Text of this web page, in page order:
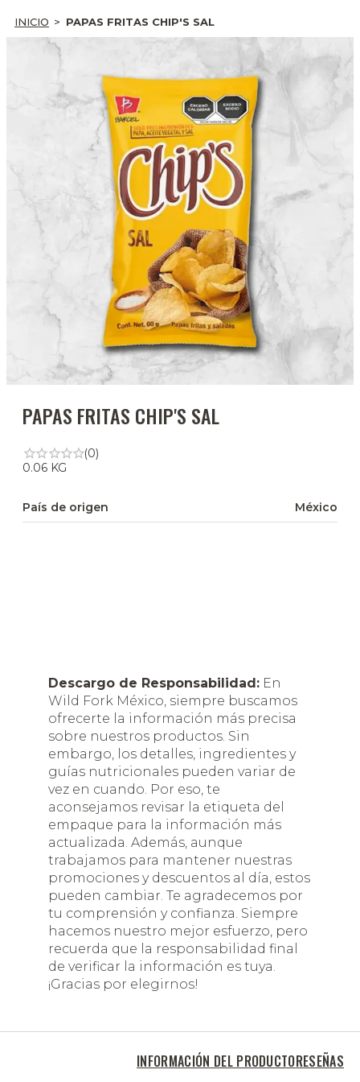
INICIO PAPAS FRITAS CHIP'S SAL
PAPAS FRITAS CHIP'S SAL
(0)
0.06 KG
INFORMACIÓN DEL PRODUCTORESEÑAS
País de origen México
Descargo de Responsabilidad: En
Wild Fork México, siempre buscamos
ofrecerte la información más precisa
sobre nuestros productos. Sin
embargo, los detalles, ingredientes y
guías nutricionales pueden variar de
vez en cuando. Por eso, te
aconsejamos revisar la etiqueta del
empaque para la información más
actualizada. Además, aunque
trabajamos para mantener nuestras
promociones y descuentos al día, estos
pueden cambiar. Te agradecemos por
tu comprensión y confianza. Siempre
hacemos nuestro mejor esfuerzo, pero
recuerda que la responsabilidad final
de verificar la información es tuya.
¡Gracias por elegirnos!